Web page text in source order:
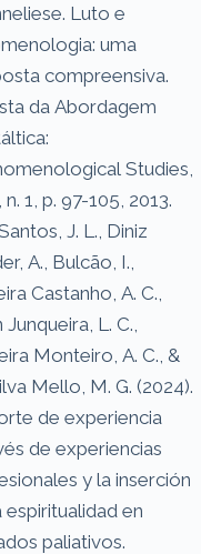
Luto e
uma
compreensiva.
da Abordagem
Studies,
n. 1, p. 97-105, 2013.
J. L., Diniz
A., Bulcão, I.,
Castanho, A. C.,
Junqueira, L. C.,
Monteiro, A. C., &
Mello, M. G. (2024).
de experiencia
de experiencias
y la inserción
espiritualidad en
paliativos.